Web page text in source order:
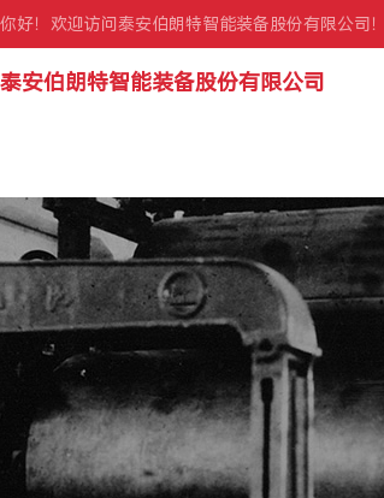
你好！欢迎访问泰安伯朗特智能装备股份有限公司！
泰安伯朗特智能装备股份有限公司